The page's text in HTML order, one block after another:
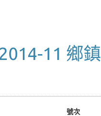
11 鄉
號次